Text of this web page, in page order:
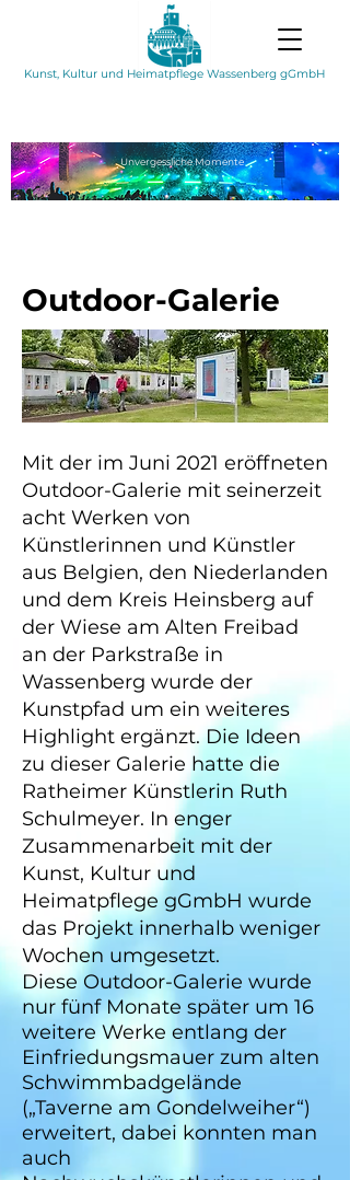
Kunst, Kultur und Heimatpflege Wassenberg gGmbH
UnvergesslicheMomente
Outdoor-Galerie
Mit der im Juni 2021 eröffneten
Outdoor-Galerie mit seinerzeit
acht Werken von
Künstlerinnen und Künstler
aus Belgien, den Niederlanden
und dem Kreis Heinsberg auf
der Wiese am Alten Freibad
an der Parkstraße in
Wassenberg wurde der
Kunstpfad um ein weiteres
Highlight ergänzt. Die Ideen
zu dieser Galerie hatte die
Ratheimer Künstlerin Ruth
Schulmeyer. In enger
Zusammenarbeit mit der
Kunst, Kultur und
Heimatpflege gGmbH wurde
das Projekt innerhalb weniger
Wochen umgesetzt.
Diese Outdoor-Galerie wurde
nur fünf Monate später um 16
weitere Werke entlang der
Einfriedungsmauer zum alten
Schwimmbadgelände
(„Taverne am Gondelweiher“)
erweitert, dabei konnten man
auch